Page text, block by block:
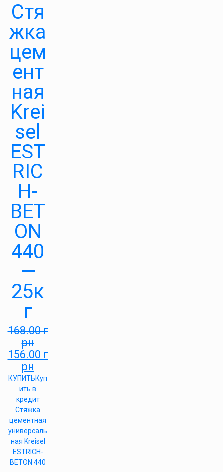
Стя
жка
цем
ент
ная
Krei
sel
EST
RIC
H-
BET
ON
440
—
25к
г
168.00г
рн
156.00 г
рн
КУПИТЬКуп
ить в
кредит
Стяжка
цементная
универсаль
ная Kreisel
ESTRICH-
BETON 440